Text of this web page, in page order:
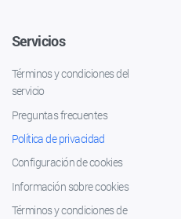
Servicios
Términos y condiciones del
servicio
Preguntas frecuentes
Política de privacidad
Configuración de cookies
Información sobre cookies
Términos y condiciones de